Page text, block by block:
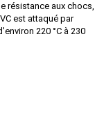
résistance aux chocs,
est attaqué par
220 °C à 230